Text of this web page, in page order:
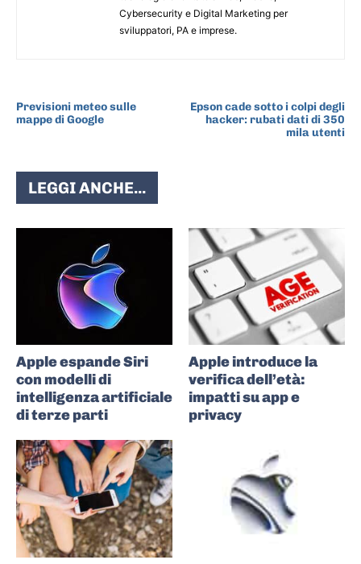
Cybersecurity e Digital Marketing per
sviluppatori, PA e imprese.
Previsioni meteo sulle
mappe di Google
Epson cade sotto i colpi degli
hacker: rubati dati di 350
mila utenti
LEGGI ANCHE...
Apple espande Siri
con modelli di
intelligenza artificiale
di terze parti
Apple introduce la
verifica dell’età:
impatti su app e
privacy